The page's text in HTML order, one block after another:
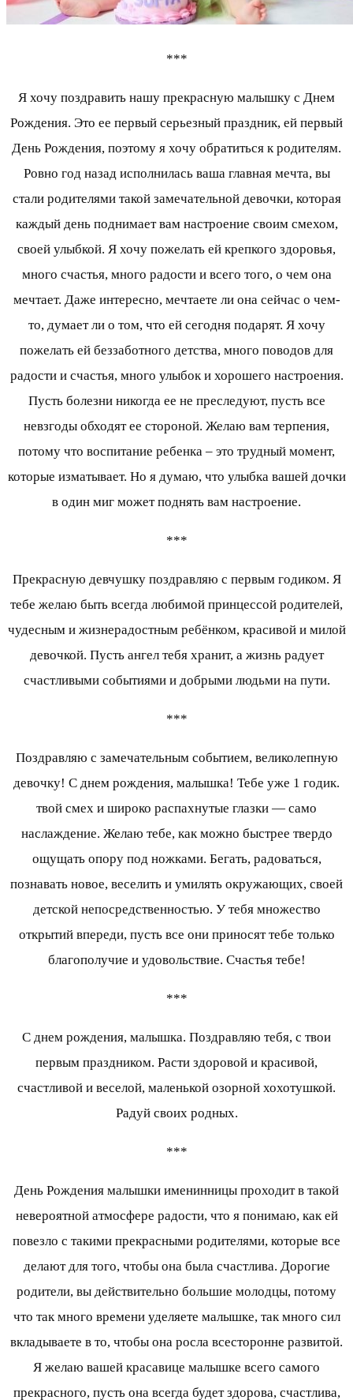
***
Я хочу поздравить нашу прекрасную малышку с Днем
Рождения. Это ее первый серьезный праздник, ей первый
День Рождения, поэтому я хочу обратиться к родителям.
Ровно год назад исполнилась ваша главная мечта, вы
стали родителями такой замечательной девочки, которая
каждый день поднимает вам настроение своим смехом,
своей улыбкой. Я хочу пожелать ей крепкого здоровья,
много счастья, много радости и всего того, о чем она
мечтает. Даже интересно, мечтаете ли она сейчас о чем-
то, думает ли о том, что ей сегодня подарят. Я хочу
пожелать ей беззаботного детства, много поводов для
радости и счастья, много улыбок и хорошего настроения.
Пусть болезни никогда ее не преследуют, пусть все
невзгоды обходят ее стороной. Желаю вам терпения,
потому что воспитание ребенка – это трудный момент,
которые изматывает. Но я думаю, что улыбка вашей дочки
в один миг может поднять вам настроение.
***
Прекрасную девчушку поздравляю с первым годиком. Я
тебе желаю быть всегда любимой принцессой родителей,
чудесным и жизнерадостным ребёнком, красивой и милой
девочкой. Пусть ангел тебя хранит, а жизнь радует
счастливыми событиями и добрыми людьми на пути.
***
Поздравляю с замечательным событием, великолепную
девочку! С днем рождения, малышка! Тебе уже 1 годик.
твой смех и широко распахнутые глазки — само
наслаждение. Желаю тебе, как можно быстрее твердо
ощущать опору под ножками. Бегать, радоваться,
познавать новое, веселить и умилять окружающих, своей
детской непосредственностью. У тебя множество
открытий впереди, пусть все они приносят тебе только
благополучие и удовольствие. Счастья тебе!
***
С днем рождения, малышка. Поздравляю тебя, с твои
первым праздником. Расти здоровой и красивой,
счастливой и веселой, маленькой озорной хохотушкой.
Радуй своих родных.
***
День Рождения малышки именинницы проходит в такой
невероятной атмосфере радости, что я понимаю, как ей
повезло с такими прекрасными родителями, которые все
делают для того, чтобы она была счастлива. Дорогие
родители, вы действительно большие молодцы, потому
что так много времени уделяете малышке, так много сил
вкладываете в то, чтобы она росла всесторонне развитой.
Я желаю вашей красавице малышке всего самого
прекрасного, пусть она всегда будет здорова, счастлива,